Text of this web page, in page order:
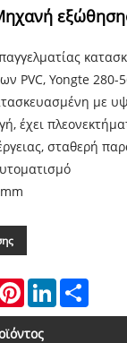
PVC, Yongte 280-
με
έχει
σταθερή
PinterestLinkedIn